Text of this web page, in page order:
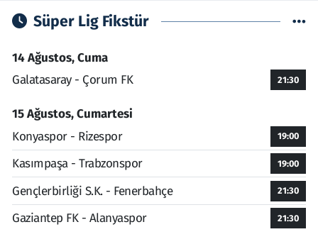
Süper Lig Fikstür
14 Ağustos, Cuma
Galatasaray - Çorum FK
21:30
15 Ağustos, Cumartesi
Konyaspor - Rizespor
19:00
Kasımpaşa - Trabzonspor 19:00
Gençlerbirliği S.K. - Fenerbahçe 21:30
Gaziantep FK - Alanyaspor 21:30